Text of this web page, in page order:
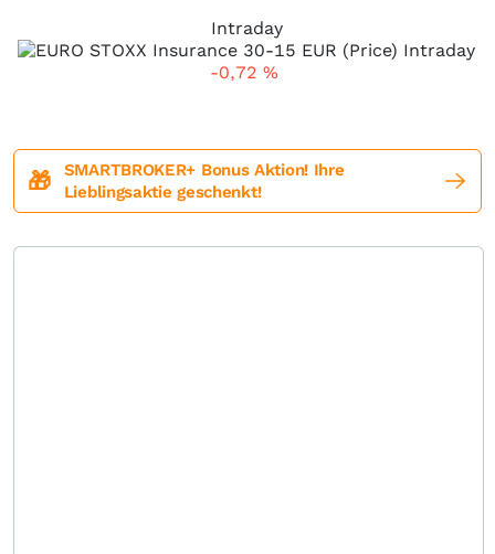
Intraday
-0,72 %
🎁
SMARTBROKER+ Bonus Aktion! Ihre
Lieblingsaktie geschenkt!